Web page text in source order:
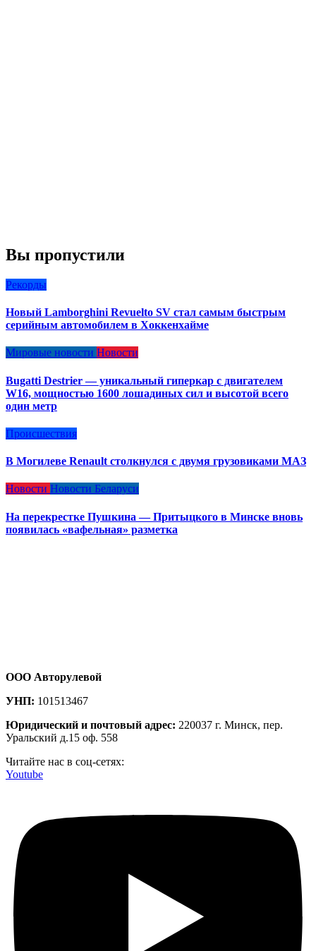
Вы пропустили
Рекорды
Новый Lamborghini Revuelto SV стал самым быстрым
серийным автомобилем в Хоккенхайме
Мировые новости Новости
Bugatti Destrier — уникальный гиперкар с двигателем
W16, мощностью 1600 лошадиных сил и высотой всего
один метр
Происшествия
В Могилеве Renault столкнулся с двумя грузовиками МАЗ
Новости Новости Беларуси
На перекрестке Пушкина — Притыцкого в Минске вновь
появилась «вафельная» разметка
ООО Авторулевой
УНП: 101513467
Юридический и почтовый адрес: 220037 г. Минск, пер.
Уральский д.15 оф. 558
Читайте нас в соц-сетях:
Youtube